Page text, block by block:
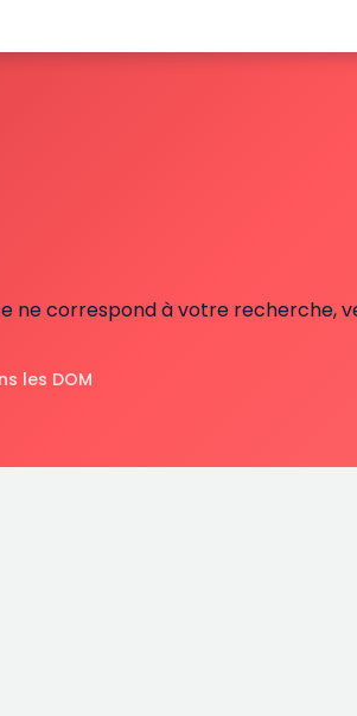
ne correspond à votre recherche,
les DOM